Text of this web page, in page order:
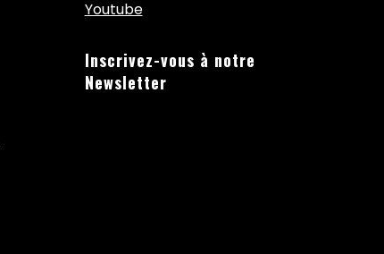
Youtube
Inscrivez-vous à notre
Newsletter